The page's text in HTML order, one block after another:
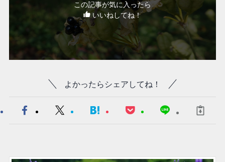
この記事が気に入ったら
いいねしてね！
よかったらシェアしてね！